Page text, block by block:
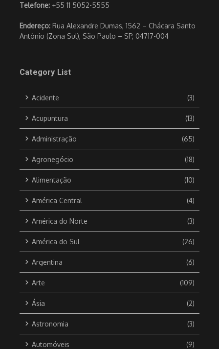
Telefone: +55 11 5052-5555
Endereço: Rua Alexandre Dumas, 1562 – Chácara Santo
Antônio (Zona Sul), São Paulo – SP, 04717-004
Category List
Acidente (3)
Acupuntura (13)
Administração (65)
Agronegócio (18)
Alimentação (10)
América Central (4)
América do Norte (3)
América do Sul (26)
Argentina (6)
Arte (109)
Ásia (2)
Astronomia (3)
Automóveis (9)